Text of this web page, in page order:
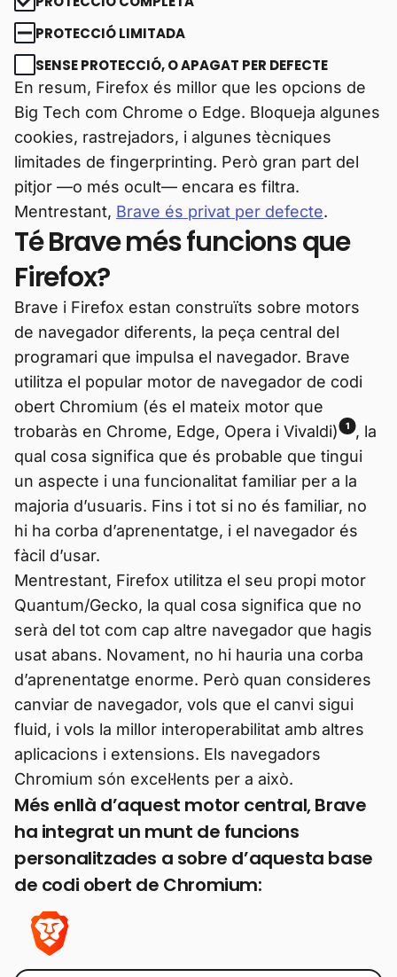
PROTECCIÓ LIMITADA
SENSE PROTECCIÓ, O APAGAT PER DEFECTE
En resum, Firefox és millor que les opcions de
Big Tech com Chrome o Edge. Bloqueja algunes
cookies, rastrejadors, i algunes tècniques
limitades de fingerprinting. Però gran part del
pitjor —o més ocult— encara es filtra.
Mentrestant, Brave és privat per defecte.
Té Brave més funcions que
Firefox?
Brave i Firefox estan construïts sobre motors
de navegador diferents, la peça central del
programari que impulsa el navegador. Brave
utilitza el popular motor de navegador de codi
obert Chromium (és el mateix motor que
trobaràs en Chrome, Edge, Opera i Vivaldi)
1
, la
qual cosa significa que és probable que tingui
un aspecte i una funcionalitat familiar per a la
majoria d’usuaris. Fins i tot si no és familiar, no
hi ha corba d’aprenentatge, i el navegador és
fàcil d’usar.
Mentrestant, Firefox utilitza el seu propi motor
Quantum/Gecko, la qual cosa significa que no
serà del tot com cap altre navegador que hagis
usat abans. Novament, no hi hauria una corba
d’aprenentatge enorme. Però quan consideres
canviar de navegador, vols que el canvi sigui
fluid, i vols la millor interoperabilitat amb altres
aplicacions i extensions. Els navegadors
Chromium són excel·lents per a això.
Més enllà d’aquest motor central, Brave
ha integrat un munt de funcions
personalitzades a sobre d’aquesta base
de codi obert de Chromium: